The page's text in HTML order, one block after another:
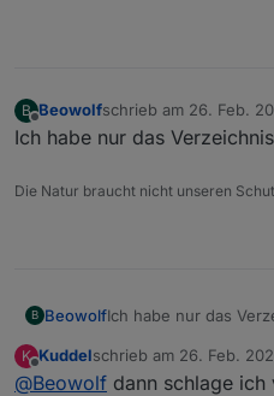
im Feld Quelle "/
B
Offline
Beowolfschrieb am 26. Feb.
zuletzt editiert von
Ich habe nur das
Die Natur braucht nicht unseren
B BeowolfIch habe nur das
K
Offline
Kuddelschrieb am 26. Feb.
zuletzt editiert von
@Beowolf dann schlage